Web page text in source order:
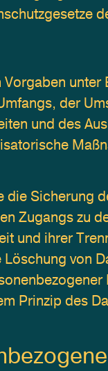
der
und des
Sicherung
Zugangs zu
und ihrer
von
Prinzip des